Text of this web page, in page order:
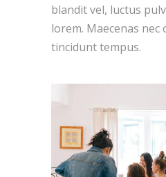
blandit vel, luctus
lorem. Maecenas nec
tincidunt tempus.